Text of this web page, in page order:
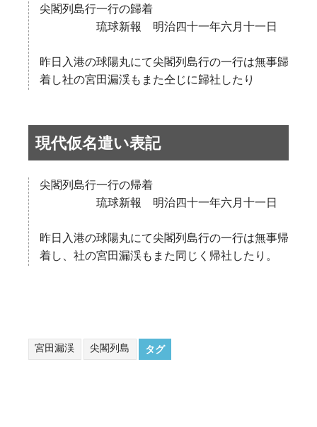
尖閣列島行一行の歸着
琉球新報 明治四十一年六月十一日
昨日入港の球陽丸にて尖閣列島行の一行は無事歸
着し社の宮田漏渓もまた仝じに歸社したり
現代仮名遣い表記
尖閣列島行一行の帰着
琉球新報 明治四十一年六月十一日
昨日入港の球陽丸にて尖閣列島行の一行は無事帰
着し、社の宮田漏渓もまた同じく帰社したり。
タグ
宮田漏渓 尖閣列島